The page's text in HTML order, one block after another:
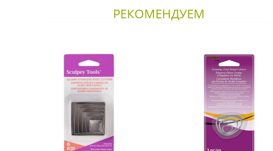
РЕКОМЕНДУЕМ